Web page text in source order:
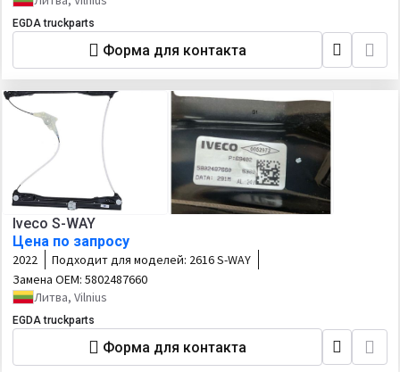
EGDA truckparts
Форма для контакта
Iveco S-WAY
Цена по запросу
2022 Подходит для моделей: 2616 S-WAY
Замена OEM: 5802487660
Литва, Vilnius
EGDA truckparts
Форма для контакта